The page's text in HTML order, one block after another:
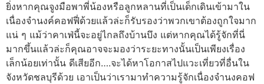
ยิ่งหากคุณจูงมือพาพี่น้องหรือลูกหลานที่เป็นเด็กเดินเข้ามาใน
เนื่องจำนงค์คอฟฟี่ด้วยแล้วล่ะก็รับรองว่าพวกเขาต้องถูกใจมาก
แน่ ๆ แม้ว่าคาเฟ่นี้จะอยู่ไกลถึงบ้านบึง แต่หากคุณได้รู้จักที่นี่
มากขึ้นแล้วล่ะก็คุณอาจจะมองว่าระยะทางนั้นเป็นเพียงเรื่อง
เล็กน้อยเท่านั้น ดีเสียอีก….จะได้หาโอกาสไปแวะเที่ยวที่อื่นใน
จังหวัดชลบุรีด้วย เอาเป็นว่าเรามาทำความรู้จักเนื่องจำนงคอฟ